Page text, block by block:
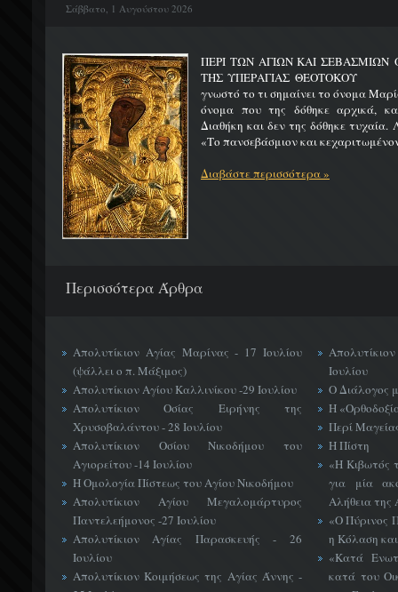
Σάββατο, 1 Αυγούστου 2026
ΠΕΡΙ ΤΩΝ ΑΓΙΩΝ ΚΑΙ
ΤΗΣ ΥΠΕΡΑΓΙΑΣ ΘΕΟΤΟΚΟΥ
γνωστό το τι σημαίνει το όνομα
όνομα που της δόθηκε αρχικά,
Διαθήκη και δεν της δόθηκε τυχαία.
«Το πανσεβάσμιον και
Διαβάστε περισσότερα »
Περισσότερα Άρθρα
Απολυτίκιον Αγίας Μαρίνας - 17 Ιουλίου
(ψάλλει ο π. Μάξιμος)
Απολυτίκιον Αγίου Καλλινίκου -29 Ιουλίου
Απολυτίκιον Οσίας Ειρήνης της
Χρυσοβαλάντου - 28 Ιουλίου
Απολυτίκιον Οσίου Νικοδήμου του
Αγιορείτου -14 Ιουλίου
Η Ομολογία Πίστεως του Αγίου Νικοδήμου
Απολυτίκιον Αγίου Μεγαλομάρτυρος
Παντελεήμονος -27 Ιουλίου
Απολυτίκιον Αγίας Παρασκευής - 26
Ιουλίου
Απολυτίκιον Κοιμήσεως της Αγίας Άννης -
Ιουλίου
Ο Διάλογος
Η
Περί
Η Πίστη
«H Κιβωτός
για μία
Αλήθεια της
«Ο Πύρινος
η Κόλαση
«Κατά
κατά του